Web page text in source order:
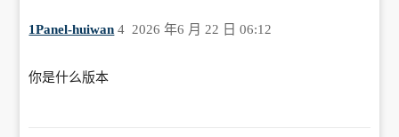
1Panel-huiwan 2026 年6 月 22 日 06:12
4
你是什么版本